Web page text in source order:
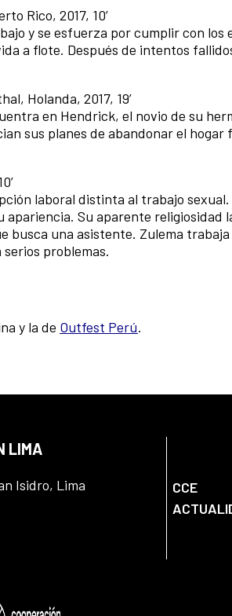
Rico, 2017, 10’
y se esfuerza por cumplir con los
a flote. Después de intentos
Holanda, 2017, 19’
en Hendrick, el novio de su
sus planes de abandonar el
laboral distinta al trabajo
Su aparente religiosidad
busca una asistente. Zulema
problemas.
y la de Outfest Perú.
LIMA
Isidro, Lima
CCE